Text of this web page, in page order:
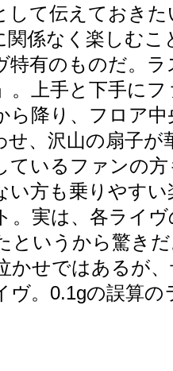
して伝えておき
関係なく楽しむこ
特有のものだ。
。上手と下手に
ら降り、フロア
せ、沢山の扇子が
ているファンの方
い方も乗りやすい
。実は、各ライ
というから驚き
かせではあるが
。 0.1gの誤算の